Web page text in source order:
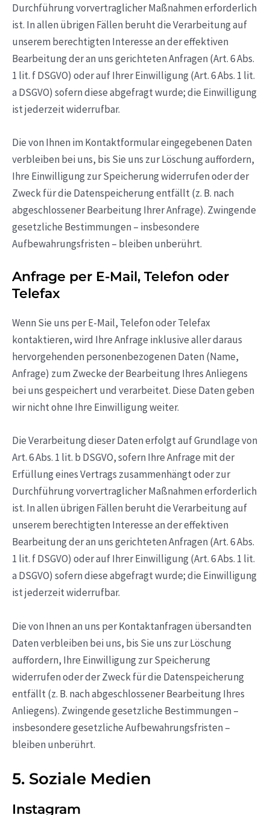
Durchführung vorvertraglicher Maßnahmen erforderlich
ist. In allen übrigen Fällen beruht die Verarbeitung auf
unserem berechtigten Interesse an der effektiven
Bearbeitung der an uns gerichteten Anfragen (Art. 6 Abs.
1 lit. f DSGVO) oder auf Ihrer Einwilligung (Art. 6 Abs. 1 lit.
a DSGVO) sofern diese abgefragt wurde; die Einwilligung
ist jederzeit widerrufbar.
Die von Ihnen im Kontaktformular eingegebenen Daten
verbleiben bei uns, bis Sie uns zur Löschung auffordern,
Ihre Einwilligung zur Speicherung widerrufen oder der
Zweck für die Datenspeicherung entfällt (z. B. nach
abgeschlossener Bearbeitung Ihrer Anfrage). Zwingende
gesetzliche Bestimmungen – insbesondere
Aufbewahrungsfristen – bleiben unberührt.
Anfrage per E-Mail, Telefon oder
Telefax
Wenn Sie uns per E-Mail, Telefon oder Telefax
kontaktieren, wird Ihre Anfrage inklusive aller daraus
hervorgehenden personenbezogenen Daten (Name,
Anfrage) zum Zwecke der Bearbeitung Ihres Anliegens
bei uns gespeichert und verarbeitet. Diese Daten geben
wir nicht ohne Ihre Einwilligung weiter.
Die Verarbeitung dieser Daten erfolgt auf Grundlage von
Art. 6 Abs. 1 lit. b DSGVO, sofern Ihre Anfrage mit der
Erfüllung eines Vertrags zusammenhängt oder zur
Durchführung vorvertraglicher Maßnahmen erforderlich
ist. In allen übrigen Fällen beruht die Verarbeitung auf
unserem berechtigten Interesse an der effektiven
Bearbeitung der an uns gerichteten Anfragen (Art. 6 Abs.
1 lit. f DSGVO) oder auf Ihrer Einwilligung (Art. 6 Abs. 1 lit.
a DSGVO) sofern diese abgefragt wurde; die Einwilligung
ist jederzeit widerrufbar.
Die von Ihnen an uns per Kontaktanfragen übersandten
Daten verbleiben bei uns, bis Sie uns zur Löschung
auffordern, Ihre Einwilligung zur Speicherung
widerrufen oder der Zweck für die Datenspeicherung
entfällt (z. B. nach abgeschlossener Bearbeitung Ihres
Anliegens). Zwingende gesetzliche Bestimmungen –
insbesondere gesetzliche Aufbewahrungsfristen –
bleiben unberührt.
5. Soziale Medien
Instagram